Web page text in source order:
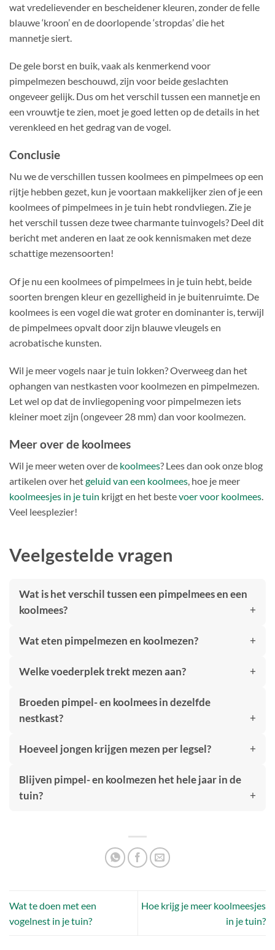
wat vredelievender en bescheidener kleuren, zonder de felle
blauwe ‘kroon’ en de doorlopende ‘stropdas’ die het
mannetje siert.
De gele borst en buik, vaak als kenmerkend voor
pimpelmezen beschouwd, zijn voor beide geslachten
ongeveer gelijk. Dus om het verschil tussen een mannetje en
een vrouwtje te zien, moet je goed letten op de details in het
verenkleed en het gedrag van de vogel.
Conclusie
Nu we de verschillen tussen koolmees en pimpelmees op een
rijtje hebben gezet, kun je voortaan makkelijker zien of je een
koolmees of pimpelmees in je tuin hebt rondvliegen. Zie je
het verschil tussen deze twee charmante tuinvogels? Deel dit
bericht met anderen en laat ze ook kennismaken met deze
schattige mezensoorten!
Of je nu een koolmees of pimpelmees in je tuin hebt, beide
soorten brengen kleur en gezelligheid in je buitenruimte. De
koolmees is een vogel die wat groter en dominanter is, terwijl
de pimpelmees opvalt door zijn blauwe vleugels en
acrobatische kunsten.
Wil je meer vogels naar je tuin lokken? Overweeg dan het
ophangen van nestkasten voor koolmezen en pimpelmezen.
Let wel op dat de invliegopening voor pimpelmezen iets
kleiner moet zijn (ongeveer 28 mm) dan voor koolmezen.
Meer over de koolmees
Wil je meer weten over de koolmees? Lees dan ook onze blog
artikelen over hetgeluid van een koolmees , hoe je meer
koolmeesjes in je tuin krijgt en het bestevoer voor koolmees
Veel leesplezier!
Veelgestelde vragen
Wat is het verschil tussen een pimpelmees en een
koolmees?
Wat eten pimpelmezen en koolmezen?
Welke voederplek trekt mezen aan?
Broeden pimpel- en koolmees in dezelfde
nestkast?
Hoeveel jongen krijgen mezen per legsel?
Blijven pimpel- en koolmezen het hele jaar in de
tuin?
Wat te doen met een
vogelnest in je tuin?
Hoe krijg je meer koolmeesjes
in je tuin?